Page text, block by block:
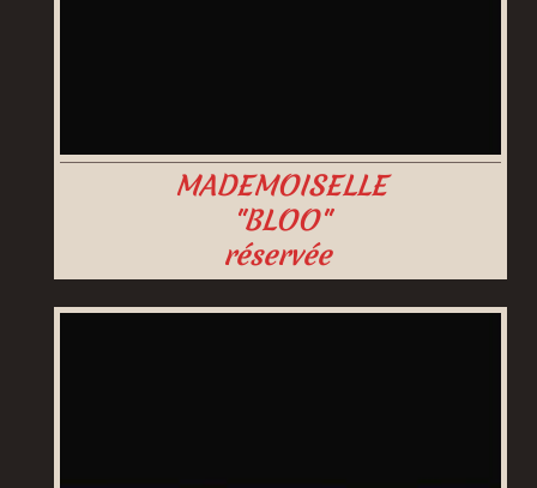
MADEMOISELLE
"BLOO"
réservée